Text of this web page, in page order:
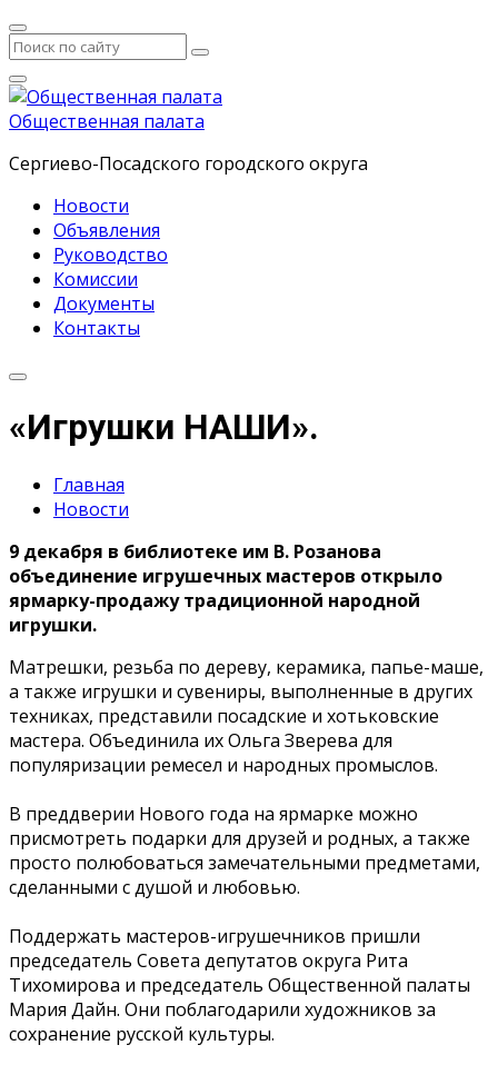
Общественная палата
Сергиево-Посадского городского округа
Новости
Объявления
Руководство
Комиссии
Документы
Контакты
«Игрушки НАШИ».
Главная
Новости
9 декабря в библиотеке им В. Розанова
объединение игрушечных мастеров открыло
ярмарку-продажу традиционной народной
игрушки.
Матрешки, резьба по дереву, керамика, папье-маше,
а также игрушки и сувениры, выполненные в других
техниках, представили посадские и хотьковские
мастера. Объединила их Ольга Зверева для
популяризации ремесел и народных промыслов.
В преддверии Нового года на ярмарке можно
присмотреть подарки для друзей и родных, а также
просто полюбоваться замечательными предметами,
сделанными с душой и любовью.
Поддержать мастеров-игрушечников пришли
председатель Совета депутатов округа Рита
Тихомирова и председатель Общественной палаты
Мария Дайн. Они поблагодарили художников за
сохранение русской культуры.